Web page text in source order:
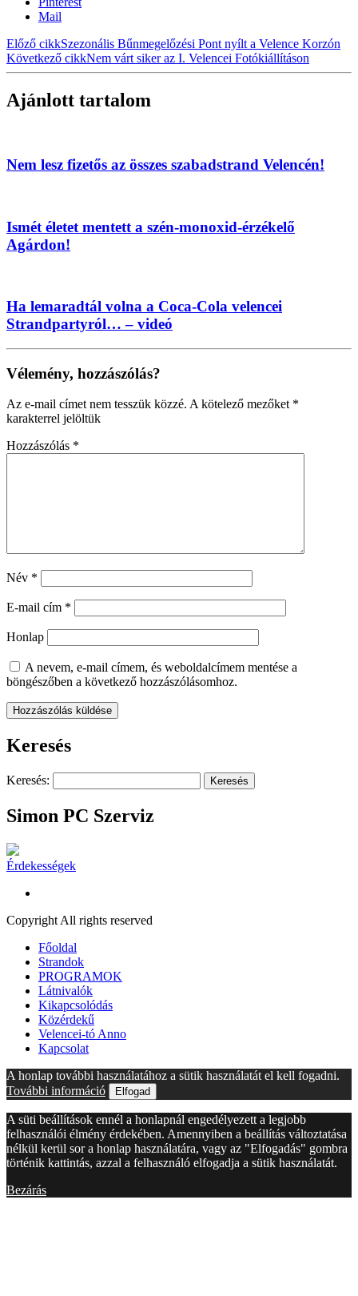
Mail
Előző cikkSzezonális Bűnmegelőzési Pont nyílt a Velence Korzón
Következő cikkNem várt siker az I. Velencei Fotókiállításon
Ajánlott tartalom
Nem lesz fizetős az összes szabadstrand Velencén!
Ismét életet mentett a szén-monoxid-érzékelő
Agárdon!
Ha lemaradtál volna a Coca-Cola velencei
Strandpartyról… – videó
Vélemény, hozzászólás?
Az e-mail címet nem tesszük közzé. A kötelező mezőket *
karakterrel jelöltük
Hozzászólás *
Név *
E-mail cím *
Honlap
A nevem, e-mail címem, és weboldalcímem mentése a
böngészőben a következő hozzászólásomhoz.
Keresés
Keresés:
Simon PC Szerviz
Érdekességek
Copyright All rights reserved
Főoldal
Strandok
PROGRAMOK
Látnivalók
Kikapcsolódás
Közérdekű
Velencei-tó Anno
Kapcsolat
A honlap további használatához a sütik használatát el kell fogadni.
További információ
Elfogad
A süti beállítások ennél a honlapnál engedélyezett a legjobb
felhasználói élmény érdekében. Amennyiben a beállítás változtatása
nélkül kerül sor a honlap használatára, vagy az "Elfogadás" gombra
történik kattintás, azzal a felhasználó elfogadja a sütik használatát.
Bezárás